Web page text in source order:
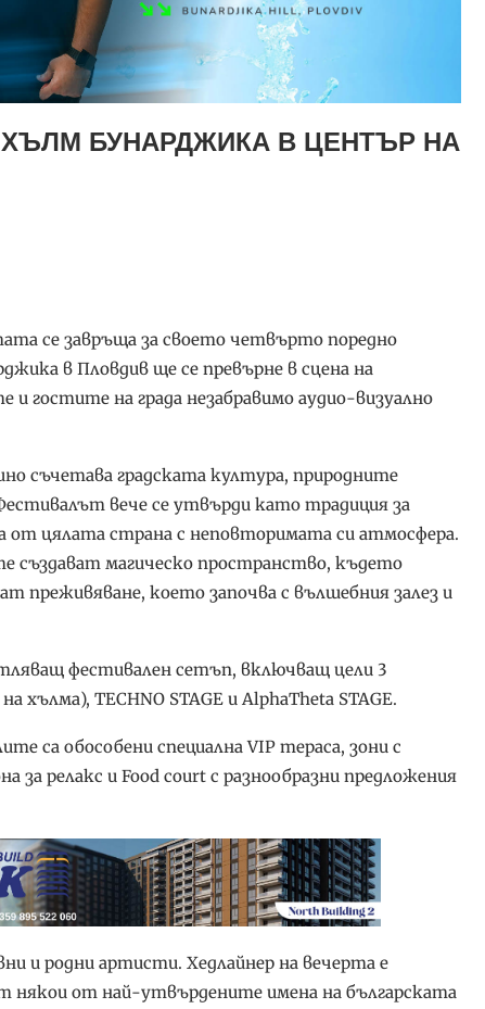
ХЪЛМ БУНАРДЖИКА В ЦЕНТЪР НА
се завръща за своето четвърто поредно
в Пловдив ще се превърне в сцена на
гостите на града незабравимо аудио-визуално
съчетава градската култура, природните
вече се утвърди като традиция за
от цялата страна с неповторимата си атмосфера.
създават магическо пространство, където
преживяване, което започва с вълшебния залез и
фестивален сетъп, включващ цели 3
хълма), TECHNO STAGE и AlphaTheta STAGE.
са обособени специална VIP тераса, зони с
за релакс и Food court с разнообразни предложения
и родни артисти. Хедлайнер на вечерта е
някои от най-утвърдените имена на българската